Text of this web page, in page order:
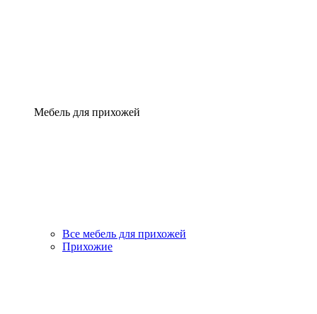
Мебель для прихожей
Все мебель для прихожей
Прихожие